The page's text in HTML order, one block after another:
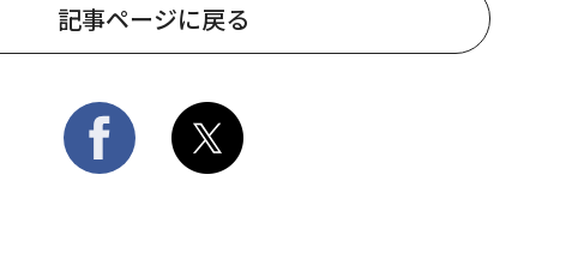
記事ページに戻る